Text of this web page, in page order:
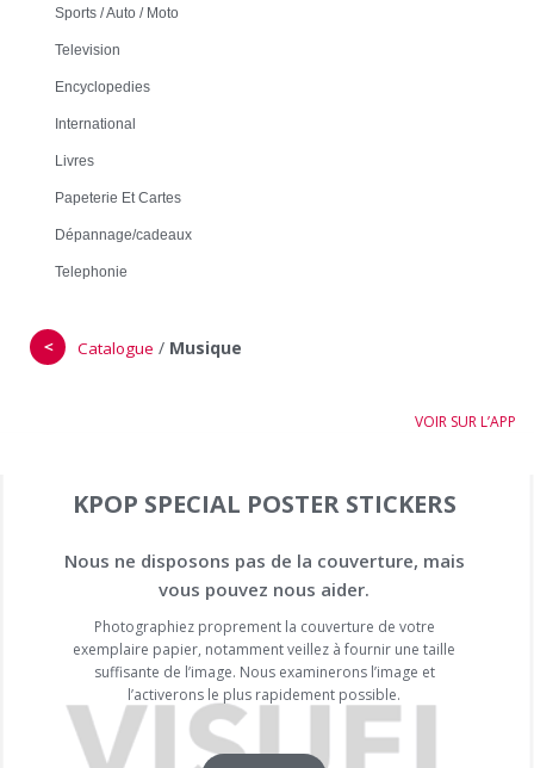
Sports / Auto / Moto
Television
Encyclopedies
International
Livres
Papeterie Et Cartes
Dépannage/cadeaux
Telephonie
＜ Catalogue / Musique
VOIR SUR L’APP
KPOP SPECIAL POSTER STICKERS
Nous ne disposons pas de la couverture, mais
vous pouvez nous aider.
Photographiez proprement la couverture de votre
exemplaire papier, notamment veillez à fournir une taille
suffisante de l’image. Nous examinerons l’image et
l’activerons le plus rapidement possible.